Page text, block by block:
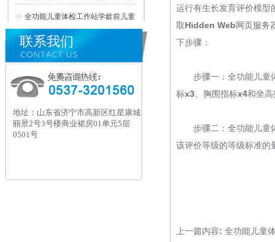
全功能儿童体检工作站学龄前儿童
联系我们
地址：山东省济宁市高新区红星康城
丽景2号3号楼商业裙房01单元5层
0501号
运行有生长发育评价模
取Hidden Web网页服务
下步骤：
步骤一：全功能儿童
标x3、胸围指标x4和坐高
步骤二：全功能儿童
该评价等级的等级标准的
上一篇内容: 全功能儿童